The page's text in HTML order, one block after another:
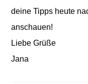
deine Tipps heute
anschauen!
Liebe Grüße
Jana